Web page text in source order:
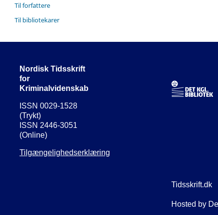
Til forfattere
Til bibliotekarer
Nordisk Tidsskrift
for
Kriminalvidenskab
ISSN 0029-1528
(Trykt)
ISSN 2446-3051
(Online)
Tilgængelighedserklæring